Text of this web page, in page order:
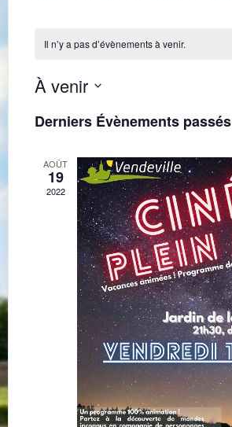
Il n’y a pas d’évènements à venir.
À venir
une
date.
Derniers Évènements passés
AOÛT
19
2022